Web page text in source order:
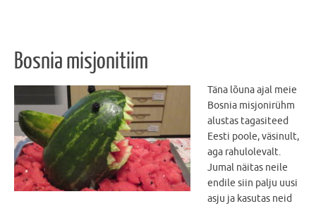
Bosnia misjonitiim
Täna lõuna ajal meie
Bosnia misjonirühm
alustas tagasiteed
Eesti poole, väsinult,
aga rahulolevalt.
Jumal näitas neile
endile siin palju uusi
asju ja kasutas neid